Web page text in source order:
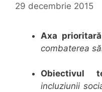
29 decembrie 2015
Axa
combaterea
Obiectivul
incluziunii